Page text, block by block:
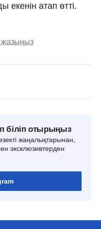
екенін атап өтті.
жазыңыз
біліп отырыңыз
жаңалықтарынан,
эксклюзивтерден